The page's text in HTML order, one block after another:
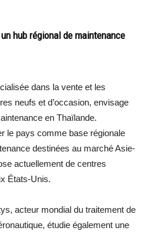
hub régional de maintenance
dans la vente et les
neufs et d’occasion, envisage
en Thaïlande.
le pays comme base régionale
destinées au marché Asie-
actuellement de centres
États-Unis.
acteur mondial du traitement de
étudie également une